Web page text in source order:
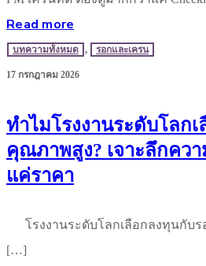
Read more
บทความทั้งหมด , รอกและเครน
17 กรกฎาคม 2026
ทำไมโรงงานระดับโลก
คุณภาพสูง? เจาะลึกคว
แค่ราคา
โรงงานระดับโลกเลือกลงทุนกับร
[…]